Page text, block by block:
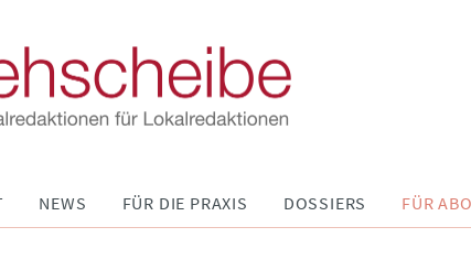
NEWS FÜR DIE PRAXIS DOSSIERS FÜR